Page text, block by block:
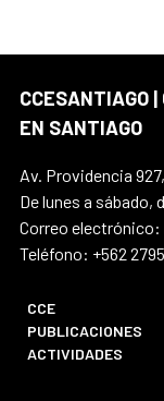
CCESANTIAGO
EN SANTIAGO
Av. Providencia
De lunes a sábado,
Correo
Teléfono: +562
CCE
PUBLICACIONES
ACTIVIDADES